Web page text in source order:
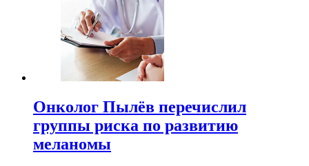
Онколог Пылёв перечислил
группы риска по развитию
меланомы